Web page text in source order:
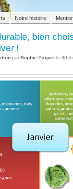
Notre histoire
bien
!
par Sophie Paquet le 30